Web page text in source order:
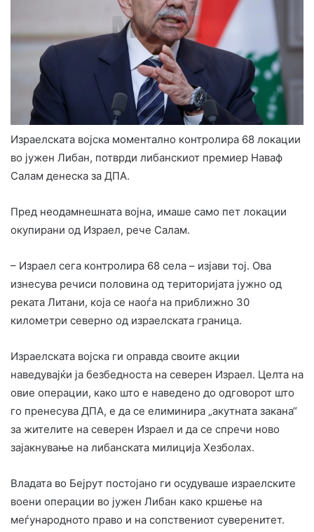
Израелската војска моментално контролира 68 локации
во јужен Либан, потврди либанскиот премиер Наваф
Салам денеска за ДПА.
Пред неодамнешната војна, имаше само пет локации
окупирани од Израел, рече Салам.
– Израел сега контролира 68 села – изјави тој. Ова
изнесува речиси половина од територијата јужно од
реката Литани, која се наоѓа на приближно 30
километри северно од израелската граница.
Израелската војска ги оправда своите акции
наведувајќи ја безбедноста на северен Израел. Целта на
овие операции, како што е наведено до одговорот што
го пренесува ДПА, е да се елиминира „акутната закана“
за жителите на северен Израел и да се спречи ново
зајакнување на либанската милиција Хезболах.
Владата во Бејрут постојано ги осудуваше израелските
воени операции во јужен Либан како кршење на
меѓународното право и на сопствениот суверенитет.